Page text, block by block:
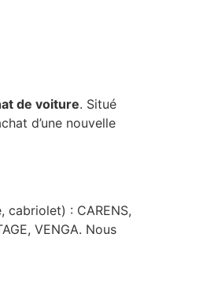
de voiture. Situé
d’une nouvelle
: CARENS,
VENGA. Nous